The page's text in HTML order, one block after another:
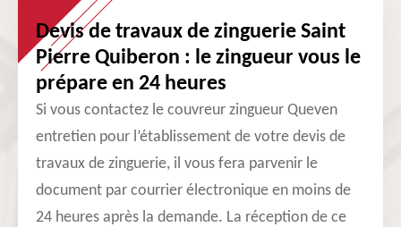
Devis de travaux de zinguerie Saint
Pierre Quiberon : le zingueur vous le
prépare en 24 heures
Si vous contactez le couvreur zingueur Queven
entretien pour l’établissement de votre devis de
travaux de zinguerie, il vous fera parvenir le
document par courrier électronique en moins de
24 heures après la demande. La réception de ce